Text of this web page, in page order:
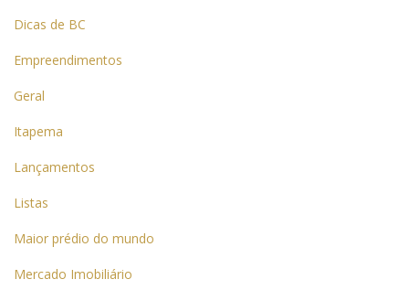
Dicas de BC
Empreendimentos
Geral
Itapema
Lançamentos
Listas
Maior prédio do mundo
Mercado Imobiliário